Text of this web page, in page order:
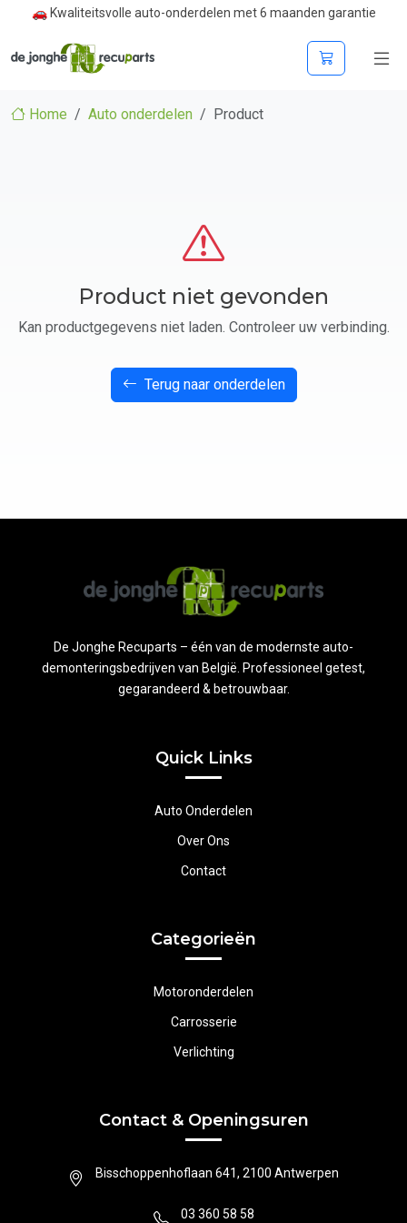
🚗 Kwaliteitsvolle auto-onderdelen met 6 maanden garantie
Home Auto onderdelen Product
Product niet gevonden
Kan productgegevens niet laden. Controleer uw verbinding.
Terug naar onderdelen
De Jonghe Recuparts – één van de modernste auto-
demonteringsbedrijven van België. Professioneel getest,
gegarandeerd & betrouwbaar.
Quick Links
Auto Onderdelen
Over Ons
Contact
Categorieën
Motoronderdelen
Carrosserie
Verlichting
Contact & Openingsuren
Bisschoppenhoflaan 641, 2100 Antwerpen
03 360 58 58